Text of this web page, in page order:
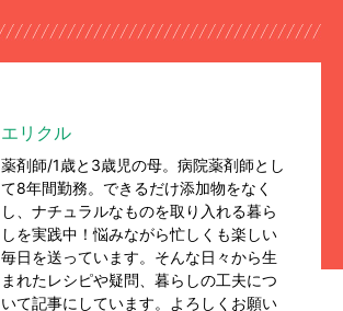
エリクル
薬剤師/1歳と3歳児の母。病院薬剤師とし
て8年間勤務。できるだけ添加物をなく
し、ナチュラルなものを取り入れる暮ら
しを実践中！悩みながら忙しくも楽しい
毎日を送っています。そんな日々から生
まれたレシピや疑問、暮らしの工夫につ
いて記事にしています。よろしくお願い